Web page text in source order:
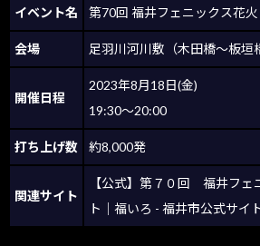
イベント名 第70回 福井フェニックス花火
会場 足羽川河川敷（木田橋～板垣
開催日程
2023年8月18日(金)
19:30～20:00
打ち上げ数 約8,000発
関連サイト
【公式】第７０回 福井フェ
ト｜福いろ - 福井市公式サイ